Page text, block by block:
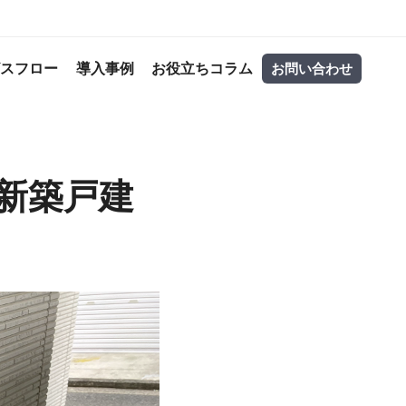
フロー 導入事例 お役立ちコラム お問い合わせ
築戸建